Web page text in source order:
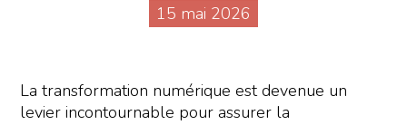
15 mai 2026
La transformation numérique est devenue un
levier incontournable pour assurer la